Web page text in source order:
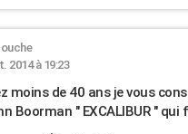
2014 à 19:23
moins de 40 ans je vous
Boorman " EXCALIBUR "